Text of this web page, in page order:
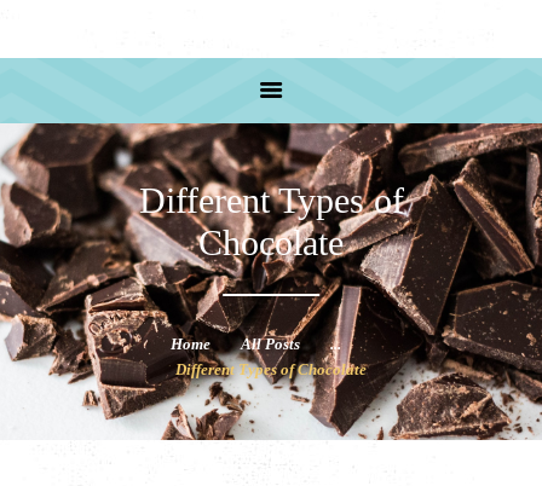
Different Types of
Chocolate
Home All Posts
...
Different Types of Chocolate
PRODUCTS
ABOUT US
SHOP ADRESS